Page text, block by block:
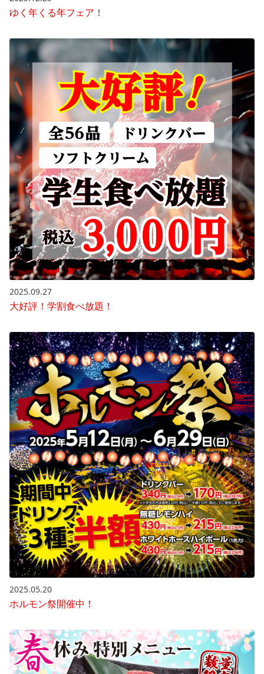
ゆく年くる年フェア！
2025.09.27
大好評！学割食べ放題！
2025.05.20
ホルモン祭開催中！